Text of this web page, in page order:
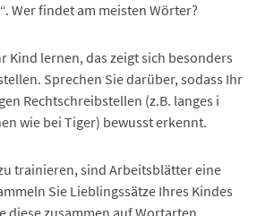
Wer findet am meisten Wörter?
Kind lernen, das zeigt sich besonders
Sprechen Sie darüber, sodass Ihr
Rechtschreibstellen (z.B. langes i
wie bei Tiger) bewusst erkennt.
trainieren, sind Arbeitsblätter eine
Sie Lieblingssätze Ihres Kindes